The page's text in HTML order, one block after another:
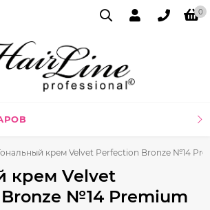
0
крем Velvet Perfection Bronze №14
крем Velvet
№14 Premium